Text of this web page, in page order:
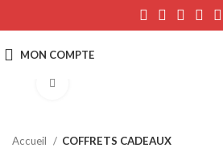
Accueil COFFRETS CADEAUX